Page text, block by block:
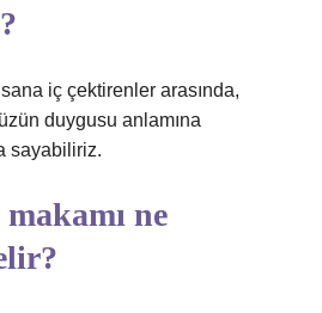
iç çektirenler arasında,
duygusu anlamına
sayabiliriz.
ne